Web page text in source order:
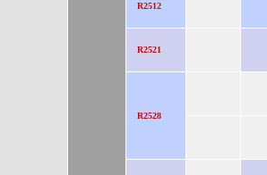
R2512
R2521
R2528